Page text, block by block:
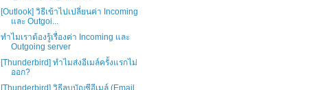
[Outlook] วิธีเข้าไปเปลี่ยนค่า Incoming
และ Outgoi...
ทำไมเราต้องรู้เรื่องค่า Incoming และ
Outgoing server
[Thunderbird] ทำไมส่งอีเมล์ครั้งแรกไม่
ออก?
[Thunderbird] วิธีลบบัญชีอีเมล์ (Email